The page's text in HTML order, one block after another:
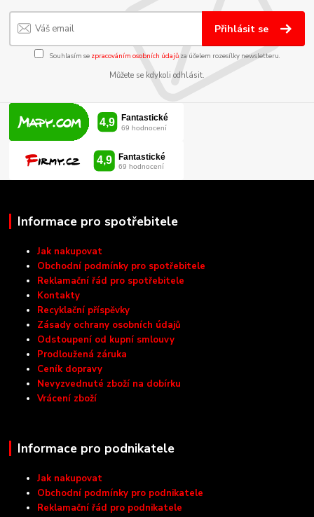
Přihlásit se
Souhlasím se zpracováním osobních údajůza účelem rozesílky newsletteru.
Můžete se kdykoli odhlásit.
Informace pro spotřebitele
Jak nakupovat
Obchodní podmínky pro spotřebitele
Reklamační řád pro spotřebitele
Kontakty
Recyklační příspěvky
Zásady ochrany osobních údajů
Odstoupení od kupní smlouvy
Prodloužená záruka
Ceník dopravy
Nevyzvednuté zboží na dobírku
Vrácení zboží
Informace pro podnikatele
Jak nakupovat
Obchodní podmínky pro podnikatele
Reklamační řád pro podnikatele